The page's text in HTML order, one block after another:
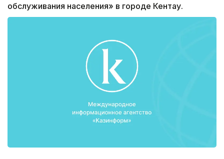
обслуживания населения» в городе Кентау.